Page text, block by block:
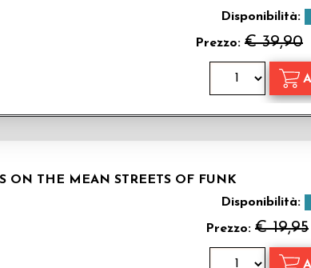
Disponibilità:
Prezzo: € 39,90
ON THE MEAN STREETS OF FUNK
Disponibilità:
Prezzo: € 19,95